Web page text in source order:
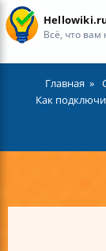
Всё, что вам
Главная
Как